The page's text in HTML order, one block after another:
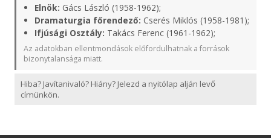
Elnök: Gács László (1958-1962);
Dramaturgia főrendező: Cserés Miklós (1958-1981);
Ifjúsági Osztály: Takács Ferenc (1961-1962);
Az adatokban ellentmondások előfordulhatnak a források
bizonytalansága miatt.
Hiba? Javítanivaló? Hiány? Jelezd a nyitólap alján levő
címünkön.